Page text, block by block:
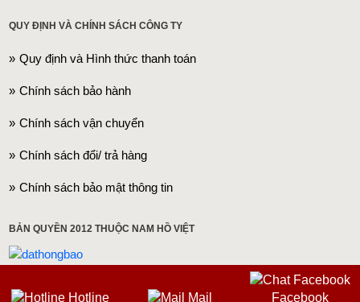
Hotline Mail Facebook
QUY ĐỊNH VÀ CHÍNH SÁCH CÔNG TY
Quy định và Hình thức thanh toán
Chính sách bảo hành
Chính sách vận chuyển
Chính sách đổi/ trả hàng
Chính sách bảo mật thông tin
BẢN QUYỀN 2012 THUỘC NAM HỒ VIỆT